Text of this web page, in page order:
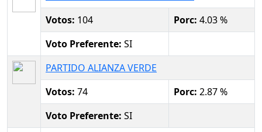
Votos: 104 Porc: 4.03 %
Voto Preferente: SI
PARTIDO ALIANZA VERDE
Votos: 74 Porc: 2.87 %
Voto Preferente: SI